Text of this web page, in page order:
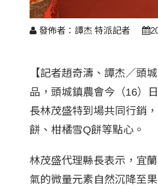
發佈者：譚杰 特派記者
【記者趙奇濤、譚杰／頭
品，頭城鎮農會今（16）
長林茂盛特到場共同行銷
餅、柑橘雪Q餅等點心。
林茂盛代理縣長表示，宜
氣的微量元素自然沉降至